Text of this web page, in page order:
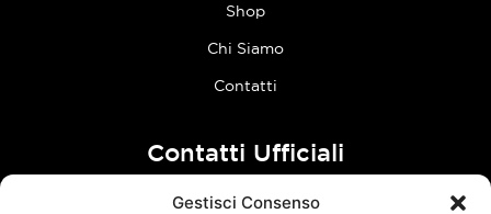
Gestisci Consenso
Shop
Chi Siamo
Contatti
Contatti Ufficiali